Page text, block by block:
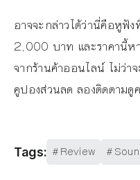
อาจจะกล่าวได้ว่านี่คือหูฟั
2,000 บาท และราคานี้ห
จากร้านค้าออนไลน์ ไม่ว่า
คูปองส่วนลด ลองติดตามดู
Tags: Review